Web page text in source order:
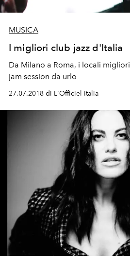
MUSICA
I migliori club jazz d'Italia
Da Milano a Roma, i locali
jam session da urlo
27.07.2018 di L'Officiel Italia